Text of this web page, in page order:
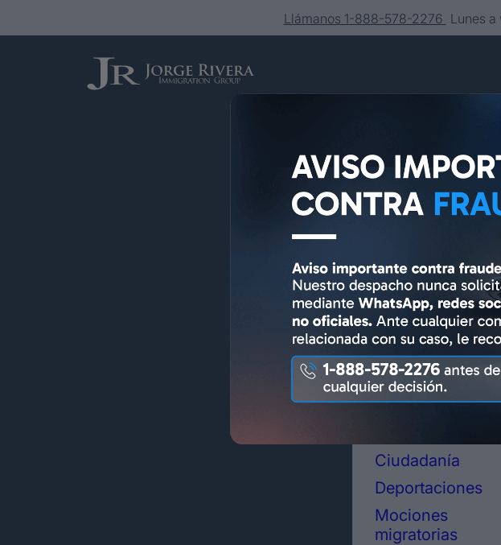
Llámanos 1-888-578-2276 Lunes
Servicios
Asesoría y
representación
legal en
inmigración
Ciudadanía
Deportaciones
Mociones
migratorias